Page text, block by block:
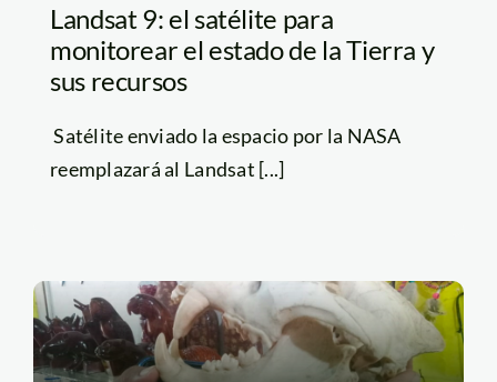
Landsat 9: el satélite para
monitorear el estado de la Tierra y
sus recursos
Satélite enviado la espacio por la NASA
reemplazará al Landsat [...]